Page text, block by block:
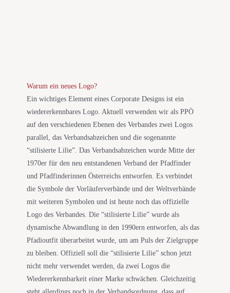
Warum ein neues Logo?
Ein wichtiges Element eines Corporate Designs ist ein
wiedererkennbares Logo. Aktuell verwenden wir als PPÖ
auf den verschiedenen Ebenen des Verbandes zwei Logos
parallel, das Verbandsabzeichenund die sogenannte
“stilisierte Lilie”. Das Verbandsabzeichen wurde Mitte der
1970er für den neu entstandenen Verband der Pfadfinder
und Pfadfinderinnen Österreichs entworfen. Es verbindet
die Symbole der Vorläuferverbände und der Weltverbände
mit weiteren Symbolen und ist heute noch das offizielle
Logo des Verbandes. Die “stilisierte Lilie” wurde als
dynamische Abwandlung in den 1990ern entworfen, als das
Pfadioutfit überarbeitet wurde, um am Puls der Zielgruppe
zu bleiben. Offiziell soll die “stilisierte Lilie” schon jetzt
nicht mehr verwendet werden, da zwei Logos die
Wiedererkennbarkeit einer Marke schwächen. Gleichzeitig